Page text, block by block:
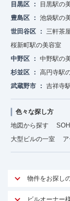
目黒区
目黒駅の
豊島区
池袋駅の
世田谷区
三軒茶
桜新町駅の美容室
中野区
中野駅の
杉並区
高円寺駅
武蔵野市
吉祥寺
色々な探し方
地図から探す
大型ビルの一室
物件をお探し
アットオフィ
ビルオーナー